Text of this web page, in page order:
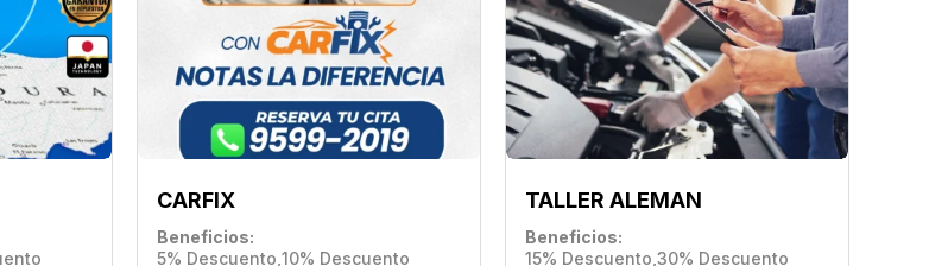
CARFIX
Beneficios
5% Descuento 10% Descuento
TALLER ALEMAN
Beneficios
15% Descuento 30% Descuento